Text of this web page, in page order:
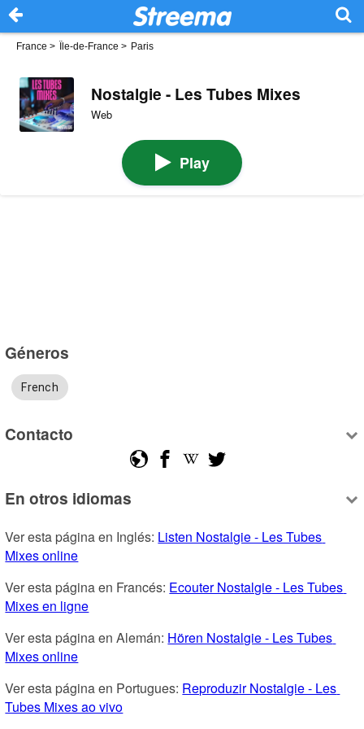
France > Île-de-France > Paris
Nostalgie - Les Tubes Mixes
Web
Play
Géneros
French
Contacto
En otros idiomas
Ver esta página en Inglés: Listen Nostalgie - Les Tubes
Mixes online
Ver esta página en Francés: Ecouter Nostalgie - Les Tubes
Mixes en ligne
Ver esta página en Alemán: Hören Nostalgie - Les Tubes
Mixes online
Ver esta página en Portugues: Reproduzir Nostalgie - Les
Tubes Mixes ao vivo